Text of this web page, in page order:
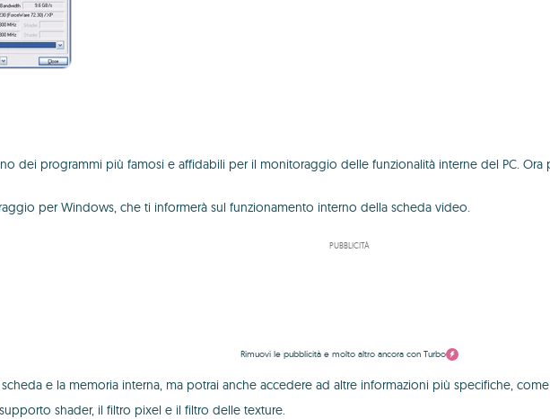
dei programmi più famosi e affidabili per il monitoraggio delle funzionalità interne del PC.
per Windows, che ti informerà sul funzionamento interno della scheda video.
PUBBLICITÀ
Rimuovi le pubblicità e molto altro ancora con Turbo
e la memoria interna, ma potrai anche accedere ad altre informazioni più specifiche,
shader, il filtro pixel e il filtro delle texture.